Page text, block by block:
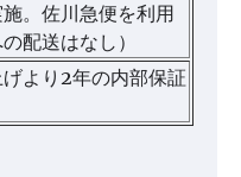
。佐川急便を利用
配送はなし）
より2年の内部保証